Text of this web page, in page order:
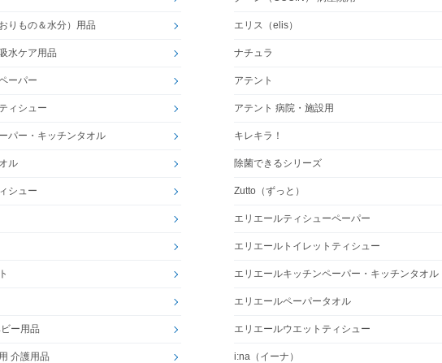
りもの＆水分）用品
水ケア用品
ーパー
ィシュー
パー・キッチンタオル
ル
シュー
ー用品
介護用品
エリス（elis）
ナチュラ
アテント
アテント 病院・施設用
キレキラ！
除菌できるシリーズ
Zutto（ずっと）
エリエールティシューペーパー
エリエールトイレットティシュー
エリエールキッチンペーパー・キッチンタオル
エリエールペーパータオル
エリエールウエットティシュー
i:na（イーナ）